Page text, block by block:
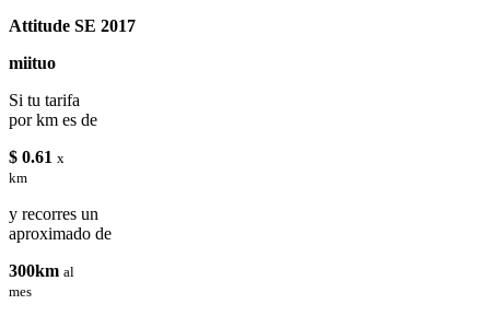
Attitude SE 2017
miituo
Si tu tarifa
por km es de
$ 0.61 x
km
y recorres un
aproximado de
300km al
mes